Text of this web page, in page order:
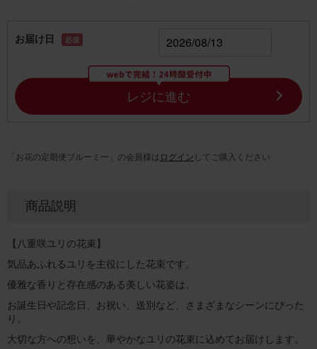
お届け日 必須
レジに進む
「お花の定期便ブルーミー」の会員様は ログイン してご購入ください
商品説明
【八重咲ユリの花束】
気品あふれるユリを主役にした花束です。
優雅な香りと存在感のある美しい花姿は、
お誕生日や記念日、お祝い、送別など、さまざまなシーンにぴった
り。
大切な方への想いを、華やかなユリの花束に込めてお届けします。